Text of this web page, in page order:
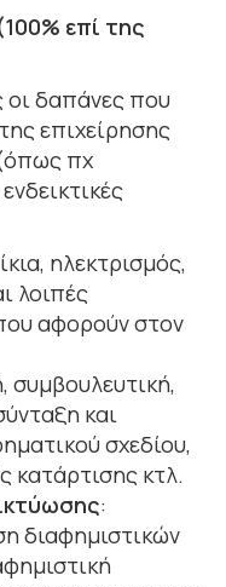
επί της
οι δαπάνες που
επιχείρησης
πχ
ηλεκτρισμός,
λοιπές
αφορούν στον
συμβουλευτική,
και
σχεδίου,
κατάρτισης κτλ.
:
διαφημιστικών